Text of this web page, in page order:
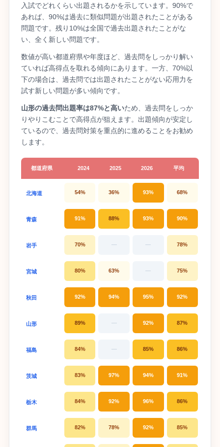
入試でどれくらい出題されるかを示しています。90%で
あれば、90%は過去に類似問題が出題されたことがある
問題です。残り10%は全国で過去出題されたことがな
い、全く新しい問題です。
数値が高い都道府県や年度ほど、過去問をしっかり解い
ていれば高得点を取れる傾向にあります。一方、70%以
下の場合は、過去問では出題されたことがない応用力を
試す新しい問題が多い傾向です。
山形の過去問出題率は87%と高いため、過去問をしっか
りやりこむことで高得点が狙えます。出題傾向が安定し
ているので、過去問対策を重点的に進めることをお勧め
します。
都道府県 2024 2025 2026 平均
北海道 54% 36% 93% 68%
青森 91% 88% 93% 90%
岩手 70% — — 78%
宮城 80% 63% — 75%
秋田 92% 94% 95% 92%
山形 89% — 92% 87%
福島 84% — 85% 86%
茨城 83% 97% 94% 91%
栃木 84% 92% 96% 86%
群馬 82% 78% 92% 85%